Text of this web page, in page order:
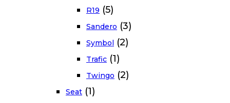
R19 (5)
Sandero (3)
Symbol (2)
Trafic (1)
Twingo (2)
Seat (1)